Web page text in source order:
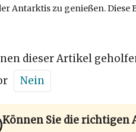
Antarktis zu genießen.
dieser Artikel
Nein
Können Sie die richtigen